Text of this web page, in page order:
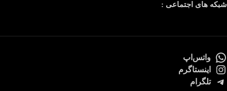
شبکه های اجتماعی :
واتس‌اپ
اینستاگرم
تلگرام